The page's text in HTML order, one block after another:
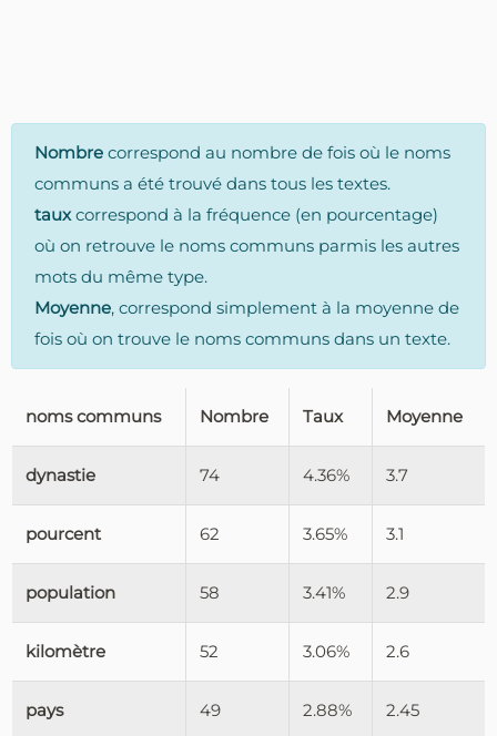
Nombre correspond au nombre de fois où le noms
communs a été trouvé dans tous les textes.
tauxcorrespond à la fréquence (en pourcentage)
où on retrouve le noms communs parmis les autres
mots du même type.
Moyenne, correspond simplement à la moyenne de
fois où on trouve le noms communs dans un texte.
noms communs Nombre Taux Moyenne
dynastie 74 4.36% 3.7
pourcent 62 3.65% 3.1
population 58 3.41% 2.9
kilomètre 52 3.06% 2.6
pays 49 2.88% 2.45